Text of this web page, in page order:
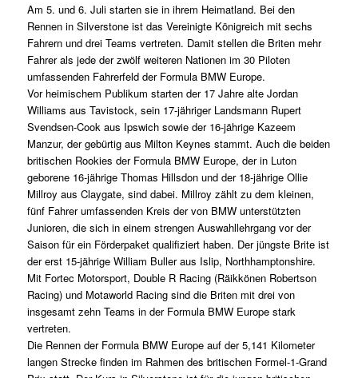
Am 5. und 6. Juli starten sie in ihrem Heimatland. Bei den
Rennen in Silverstone ist das Vereinigte Königreich mit sechs
Fahrern und drei Teams vertreten. Damit stellen die Briten mehr
Fahrer als jede der zwölf weiteren Nationen im 30 Piloten
umfassenden Fahrerfeld der Formula BMW Europe.
Vor heimischem Publikum starten der 17 Jahre alte Jordan
Williams aus Tavistock, sein 17-jähriger Landsmann Rupert
Svendsen-Cook aus Ipswich sowie der 16-jährige Kazeem
Manzur, der gebürtig aus Milton Keynes stammt. Auch die beiden
britischen Rookies der Formula BMW Europe, der in Luton
geborene 16-jährige Thomas Hillsdon und der 18-jährige Ollie
Millroy aus Claygate, sind dabei. Millroy zählt zu dem kleinen,
fünf Fahrer umfassenden Kreis der von BMW unterstützten
Junioren, die sich in einem strengen Auswahllehrgang vor der
Saison für ein Förderpaket qualifiziert haben. Der jüngste Brite ist
der erst 15-jährige William Buller aus Islip, Northhamptonshire.
Mit Fortec Motorsport, Double R Racing (Räikkönen Robertson
Racing) und Motaworld Racing sind die Briten mit drei von
insgesamt zehn Teams in der Formula BMW Europe stark
vertreten.
Die Rennen der Formula BMW Europe auf der 5,141 Kilometer
langen Strecke finden im Rahmen des britischen Formel-1-Grand